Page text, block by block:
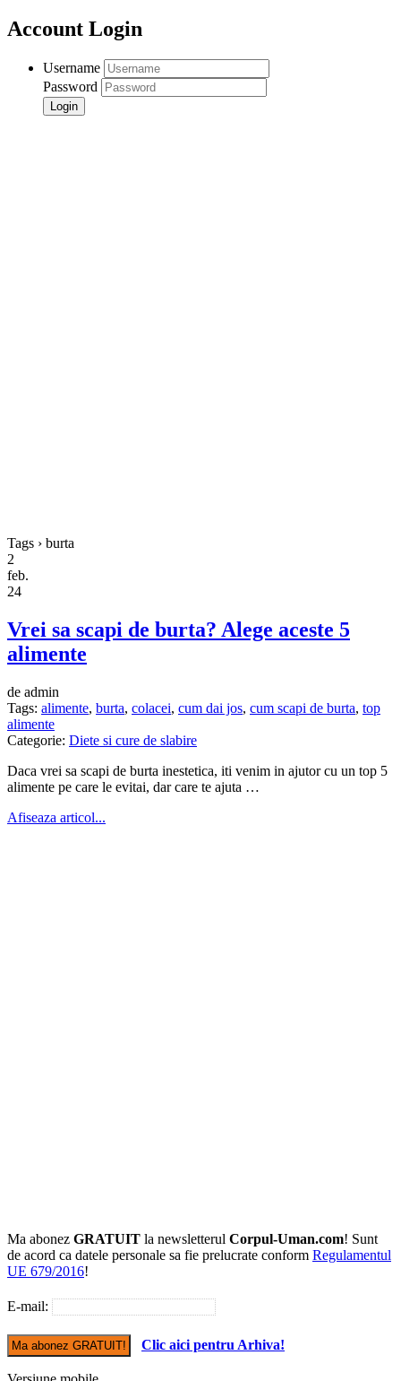
Account Login
Username
Password
Tags › burta
2
feb.
24
Vrei sa scapi de burta? Alege aceste 5
alimente
de admin
Tags: alimente, burta, colacei, cum dai jos, cum scapi de burta, top
alimente
Categorie: Diete si cure de slabire
Daca vrei sa scapi de burta inestetica, iti venim in ajutor cu un top 5
alimente pe care le evitai, dar care te ajuta …
Afiseaza articol...
Ma abonez GRATUIT la newsletterul Corpul-Uman.com! Sunt
de acord ca datele personale sa fie prelucrate conform Regulamentul
UE 679/2016!
E-mail:
Clic aici pentru Arhiva!